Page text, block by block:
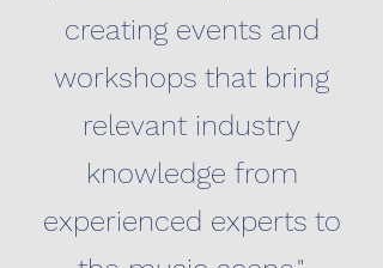
creating events and
workshops that bring
relevant industry
knowledge from
experienced experts to